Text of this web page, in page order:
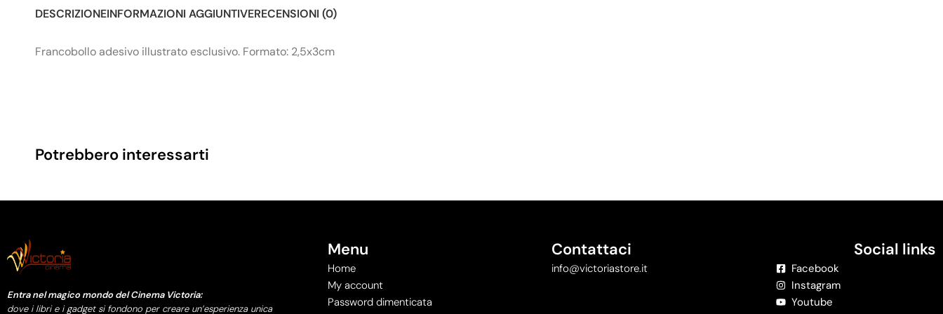
DESCRIZIONEINFORMAZIONI AGGIUNTIVERECENSIONI (0)
Francobollo adesivo illustrato esclusivo. Formato: 2,5x3cm
Potrebbero interessarti
Entra nel magico mondo del Cinema Victoria:
dove i libri e i gadget si fondono per creare un’esperienza unica
Menu
Home
My account
Password dimenticata
Contattaci
info@victoriastore.it
Social links
Facebook
Instagram
Youtube